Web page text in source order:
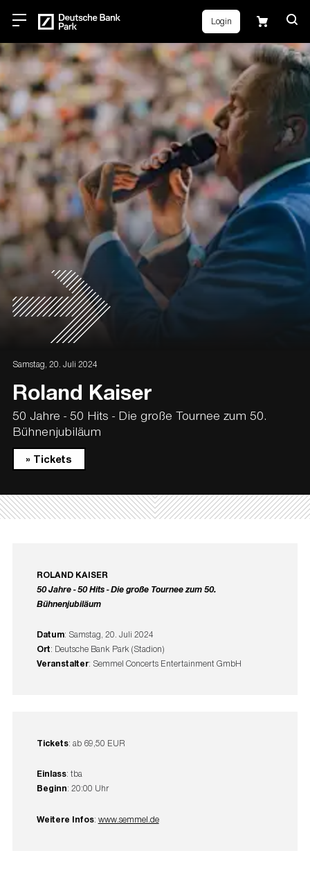
Login
Samstag, 20. Juli 2024
Roland Kaiser
50 Jahre - 50 Hits - Die große Tournee zum 50.
Bühnenjubiläum
» Tickets
ROLAND KAISER
50 Jahre - 50 Hits - Die große Tournee zum 50.
Bühnenjubiläum
Datum: Samstag, 20. Juli 2024
Ort: Deutsche Bank Park (Stadion)
Veranstalter: Semmel Concerts Entertainment GmbH
Tickets: ab 69,50 EUR
Einlass: tba
Beginn: 20:00 Uhr
Weitere Infos: www.semmel.de